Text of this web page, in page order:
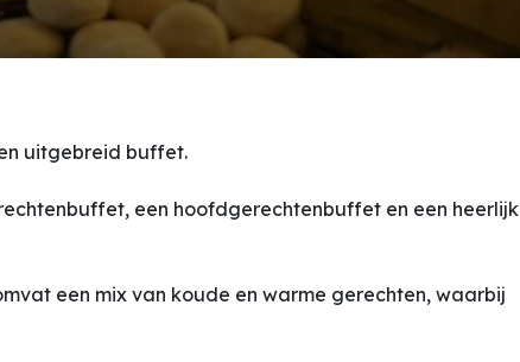
uitgebreid buffet.
een hoofdgerechtenbuffet en een heerlijk
een mix van koude en warme gerechten, waarbij